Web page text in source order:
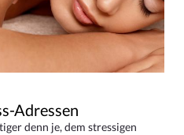
Adressen
denn je, dem stressigen